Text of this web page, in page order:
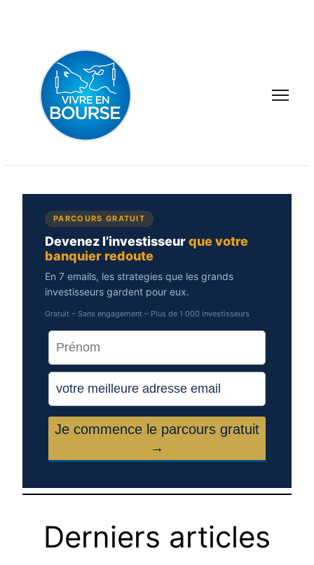
PARCOURS GRATUIT
Devenez l’investisseurque votre
banquier redoute
En 7 emails, les strategies que les grands
investisseurs gardent pour eux.
Gratuit – Sans engagement – Plus de 1 000 investisseurs
Derniers articles